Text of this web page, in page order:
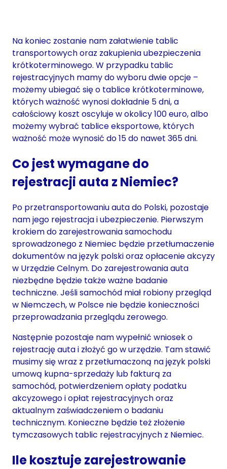
Na koniec zostanie nam załatwienie tablic
transportowych oraz zakupienia ubezpieczenia
krótkoterminowego. W przypadku tablic
rejestracyjnych mamy do wyboru dwie opcje –
możemy ubiegać się o tablice krótkoterminowe,
których ważność wynosi dokładnie 5 dni, a
całościowy koszt oscyluje w okolicy 100 euro, albo
możemy wybrać tablice eksportowe, których
ważność może wynosić do 15 do nawet 365 dni.
Co jest wymagane do
rejestracji auta z Niemiec?
Po przetransportowaniu auta do Polski, pozostaje
nam jego rejestracja i ubezpieczenie. Pierwszym
krokiem do zarejestrowania samochodu
sprowadzonego z Niemiec będzie przetłumaczenie
dokumentów na język polski oraz opłacenie akcyzy
w Urzędzie Celnym. Do zarejestrowania auta
niezbędne będzie także ważne badanie
techniczne. Jeśli samochód miał robiony przegląd
w Niemczech, w Polsce nie będzie konieczności
przeprowadzania przeglądu zerowego.
Następnie pozostaje nam wypełnić wniosek o
rejestrację auta i złożyć go w urzędzie. Tam stawić
musimy się wraz z przetłumaczoną na język polski
umową kupna-sprzedaży lub fakturą za
samochód, potwierdzeniem opłaty podatku
akcyzowego i opłat rejestracyjnych oraz
aktualnym zaświadczeniem o badaniu
technicznym. Konieczne będzie też złożenie
tymczasowych tablic rejestracyjnych z Niemiec.
Ile kosztuje zarejestrowanie